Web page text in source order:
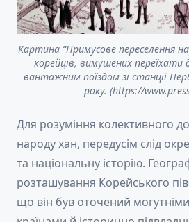
Картина “Примусове переселення
корейців, вимушених переїхати
вантажним поїздом зі станції
року. (https://
Для розуміння колективного
народу хан, передусім слід
та національну історію.
розташування Корейського
що він був оточений могутніми